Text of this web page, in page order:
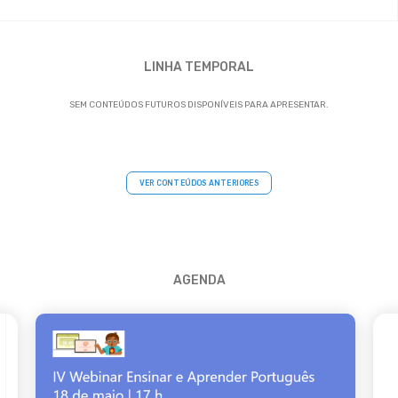
LINHA TEMPORAL
SEM CONTEÚDOS FUTUROS DISPONÍVEIS PARA APRESENTAR.
VER CONTEÚDOS ANTERIORES
AGENDA